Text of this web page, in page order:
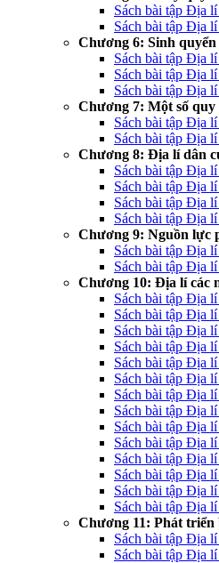
Sách bài tập Địa
Sách bài tập Địa
Chương 6: Sinh quyển
Sách bài tập Địa
Sách bài tập Địa
Sách bài tập Địa
Chương 7: Một số
Sách bài tập Địa
Sách bài tập Địa
Chương 8: Địa lí dân
Sách bài tập Địa
Sách bài tập Địa
Sách bài tập Địa
Sách bài tập Địa
Chương 9: Nguồn lực
Sách bài tập Địa
Sách bài tập Địa
Chương 10: Địa lí các
Sách bài tập Địa
Sách bài tập Địa
Sách bài tập Địa
Sách bài tập Địa
Sách bài tập Địa
Sách bài tập Địa
Sách bài tập Địa
Sách bài tập Địa
Sách bài tập Địa
Sách bài tập Địa
Sách bài tập Địa
Sách bài tập Địa
Sách bài tập Địa
Sách bài tập Địa
Chương 11: Phát
Sách bài tập Địa
Sách bài tập Địa